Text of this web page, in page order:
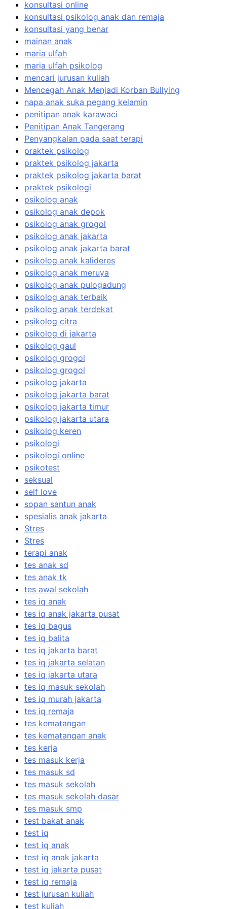
konsultasi online
konsultasi psikolog anak dan remaja
konsultasi yang benar
mainan anak
maria ulfah
maria ulfah psikolog
mencari jurusan kuliah
Mencegah Anak Menjadi Korban Bullying
napa anak suka pegang kelamin
penitipan anak karawaci
Penitipan Anak Tangerang
Penyangkalan pada saat terapi
praktek psikolog
praktek psikolog jakarta
praktek psikolog jakarta barat
praktek psikologi
psikolog anak
psikolog anak depok
psikolog anak grogol
psikolog anak jakarta
psikolog anak jakarta barat
psikolog anak kalideres
psikolog anak meruya
psikolog anak pulogadung
psikolog anak terbaik
psikolog anak terdekat
psikolog citra
psikolog di jakarta
psikolog gaul
psikolog grogol
psikolog grogol
psikolog jakarta
psikolog jakarta barat
psikolog jakarta timur
psikolog jakarta utara
psikolog keren
psikologi
psikologi online
psikotest
seksual
self love
sopan santun anak
spesialis anak jakarta
Stres
Stres
terapi anak
tes anak sd
tes anak tk
tes awal sekolah
tes iq anak
tes iq anak jakarta pusat
tes iq bagus
tes iq balita
tes iq jakarta barat
tes iq jakarta selatan
tes iq jakarta utara
tes iq masuk sekolah
tes iq murah jakarta
tes iq remaja
tes kematangan
tes kematangan anak
tes kerja
tes masuk kerja
tes masuk sd
tes masuk sekolah
tes masuk sekolah dasar
tes masuk smp
test bakat anak
test iq
test iq anak
test iq anak jakarta
test iq jakarta pusat
test iq remaja
test jurusan kuliah
test kuliah